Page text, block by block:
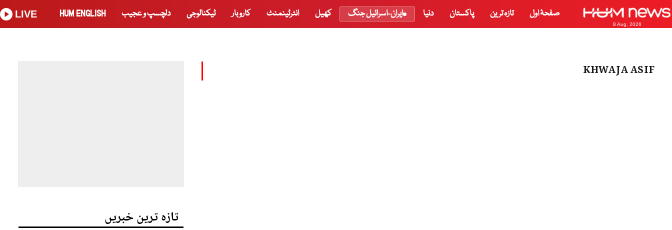
8 Aug, 2026
صفحۂ اول تازہ ترین پاکستان دنیا ایران-اسرائیل جنگ کھیل انٹرٹینمنٹ کاروبار ٹیکنالوجی دلچسپ و عجیب HUM ENGLISH
LIVE
KHWAJA ASIF
تازہ ترین خبریں